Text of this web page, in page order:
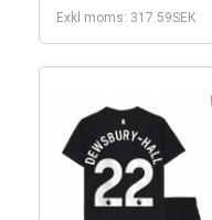
Exkl moms: 317.59SEK